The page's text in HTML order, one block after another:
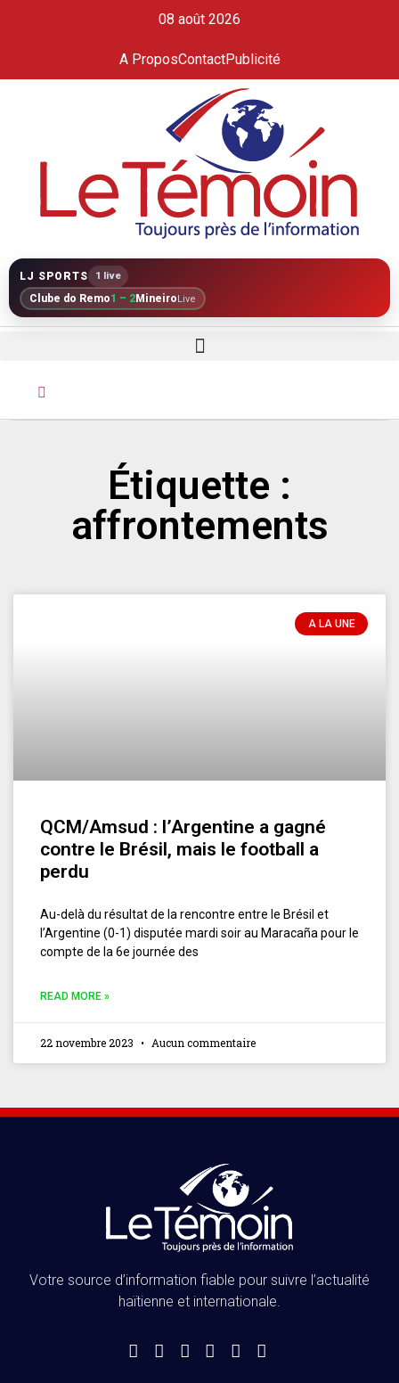
08 août 2026
A ProposContactPublicité
LJ SPORTS 1 live
Clube do Remo1 – 2MineiroLive
Étiquette :
affrontements
A LA UNE
QCM/Amsud : l’Argentine a gagné
contre le Brésil, mais le football a
perdu
Au-delà du résultat de la rencontre entre le Brésil et
l’Argentine (0-1) disputée mardi soir au Maracaña pour le
compte de la 6e journée des
READ MORE »
22 novembre 2023 Aucun commentaire
Votre source d’information fiable pour suivre l’actualité
haïtienne et internationale.